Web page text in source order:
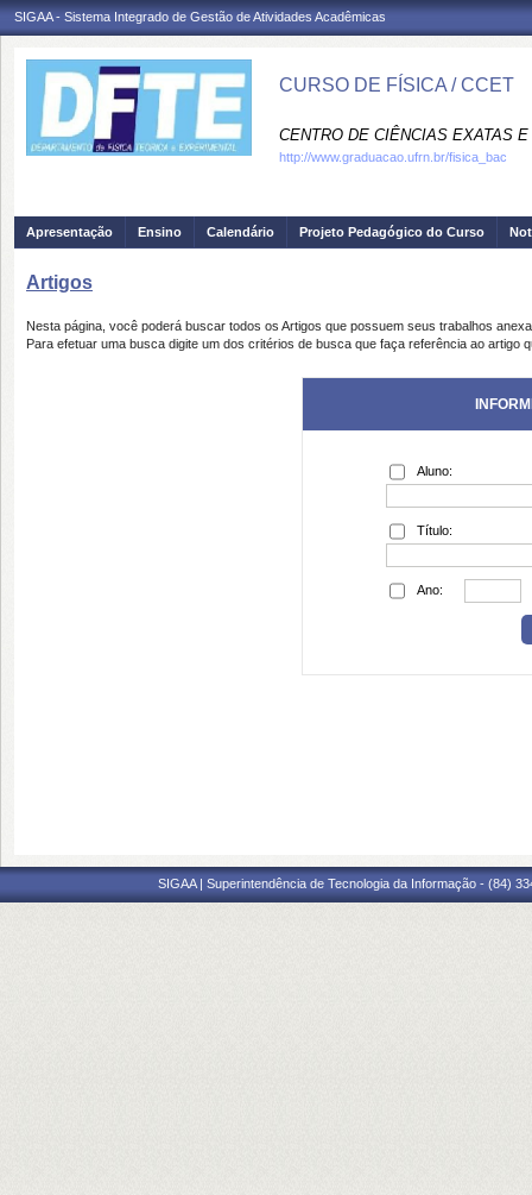
SIGAA - Sistema Integrado de Gestão de Atividades Acadêmicas
CURSO DE FÍSICA / CCET
CENTRO DE CIÊNCIAS EXATAS
http://www.graduacao.ufrn.br/fisica_bac
Apresentação Ensino Calendário Projeto Pedagógico do Curso
Artigos
Nesta página, você poderá buscar todos os Artigos que possuem seus trabalhos
Para efetuar uma busca digite um dos critérios de busca que faça referência ao artigo
Aluno:
Título:
Ano:
SIGAA | Superintendência de Tecnologia da Informação - (84)